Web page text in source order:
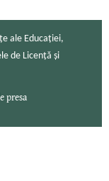
ale Educației,
de Licență și
presa